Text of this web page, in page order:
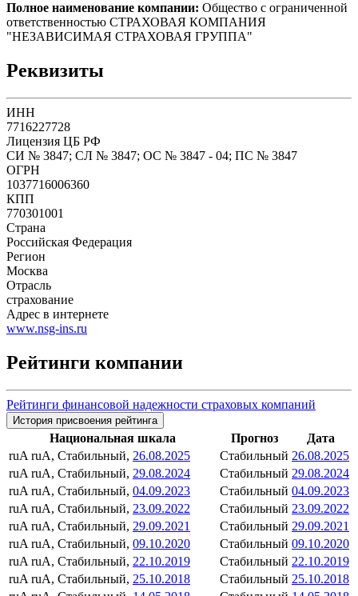
Полное наименование компании: Общество с ограниченной
ответственностью СТРАХОВАЯ КОМПАНИЯ
"НЕЗАВИСИМАЯ СТРАХОВАЯ ГРУППА"
Реквизиты
ИНН
7716227728
Лицензия ЦБ РФ
СИ № 3847; СЛ № 3847; ОС № 3847 - 04; ПС № 3847
ОГРН
1037716006360
КПП
770301001
Страна
Российская Федерация
Регион
Москва
Отрасль
страхование
Адрес в интернете
www.nsg-ins.ru
Рейтинги компании
Рейтинги финансовой надежности страховых компаний
История присвоения рейтинга
Национальная шкала Прогноз
Дата
ruA ruA, Стабильный, 26.08.2025 Стабильный 26.08.2025
ruA ruA, Стабильный, 29.08.2024 Стабильный 29.08.2024
ruA ruA, Стабильный, 04.09.2023 Стабильный 04.09.2023
ruA ruA, Стабильный, 23.09.2022 Стабильный 23.09.2022
ruA ruA, Стабильный, 29.09.2021 Стабильный 29.09.2021
ruA ruA, Стабильный, 09.10.2020 Стабильный 09.10.2020
ruA ruA, Стабильный, 22.10.2019 Стабильный 22.10.2019
ruA ruA, Стабильный, 25.10.2018 Стабильный 25.10.2018